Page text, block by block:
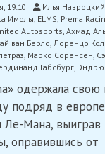
19:10
Илья Навроцкий
Имолы ELMS Prema
Autosports Ахмад
ван Берло Лоренцо
Марко Соренсен
Габсбург, Эндрю
одержала свою
подряд в
Ле-Мана, выиграв
оправившись от